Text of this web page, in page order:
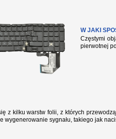
W JAKI
Częstymi
pierwotnej
z kilku warstw folii, z których
wygenerowanie sygnału, takiego jak